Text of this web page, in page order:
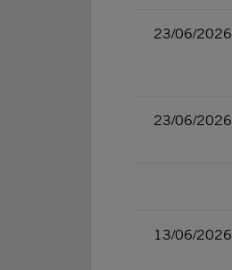
23/06/2026
23/06/2026
13/06/2026